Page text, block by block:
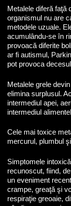
Metalele diferă faţă
organismul nu are
metodele uzuale.
acumulându-se în
provoacă diferite
ar fi autismul,
pot provoca
Metalele grele
elimina surplusul.
intermediul apei,
intermediul
Cele mai toxice
mercurul, plumbul
Simptomele
recunoscut, fiind,
un eveniment
crampe, greaţă şi
respiraţie greoaie,